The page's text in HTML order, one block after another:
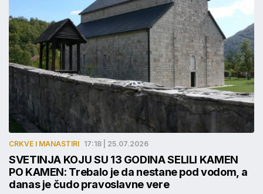
CRKVE I MANASTIRI 17:18 | 25.07.2026
SVETINJA KOJU SU 13 GODINA SELILI KAMEN
PO KAMEN: Trebalo je da nestane pod vodom, a
danas je čudo pravoslavne vere